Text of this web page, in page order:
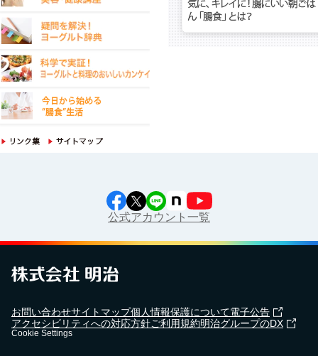
公式アカウント一覧
お問い合わせサイトマップ個人情報保護について電子公告
アクセシビリティへの対応方針ご利用規約明治グループのDX
Cookie Settings